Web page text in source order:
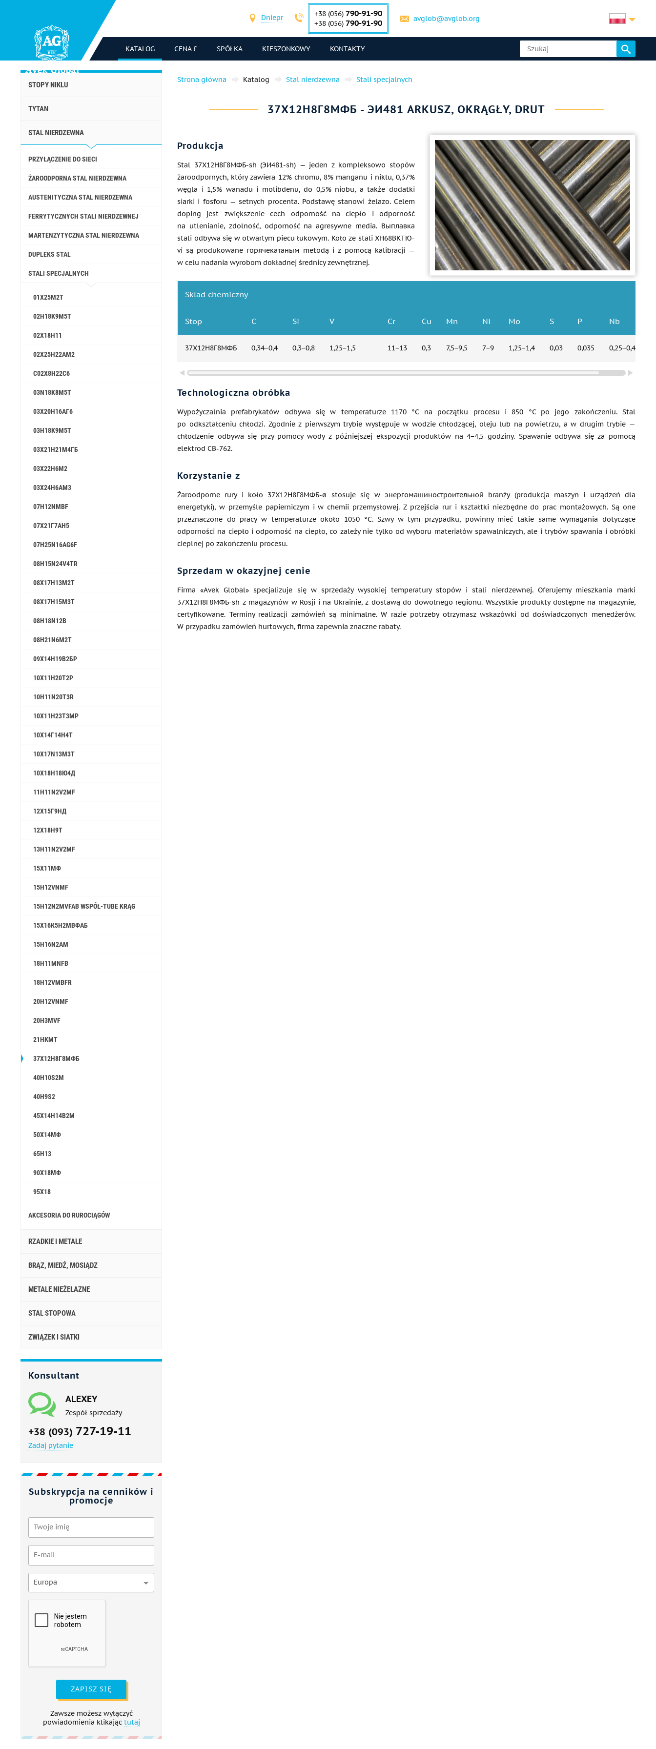
Dniepr +38 (056) 790-91-90
+38 (056) 790-91-90 avglob@avglob.org
KATALOG CENA £ SPÓŁKA KIESZONKOWY KONTAKTY
STOPY NIKLU
TYTAN
STAL NIERDZEWNA
PRZYŁĄCZENIE DO SIECI
ŻAROODPORNA STAL NIERDZEWNA
AUSTENITYCZNA STAL NIERDZEWNA
FERRYTYCZNYCH STALI NIERDZEWNEJ
MARTENZYTYCZNA STAL NIERDZEWNA
DUPLEKS STAL
STALI SPECJALNYCH
01Х25М2Т
02Н18К9М5Т
02Х18Н11
02Х25Н22АМ2
С02Х8Н22С6
03N18K8M5T
03Х20Н16АГ6
03Н18К9М5Т
03Х21Н21М4ГБ
03Х22Н6М2
03Х24Н6АМ3
07H12NMBF
07Х21Г7АН5
07H25N16AG6F
08H15N24V4TR
08Х17Н13М2Т
08Х17Н15М3Т
08H18N12B
08H21N6M2T
09Х14Н19В2БР
10Х11Н20Т2Р
10H11N20T3R
10Х11Н23Т3МР
10Х14Г14Н4Т
10X17N13M3T
10Х18Н18Ю4Д
11H11N2V2MF
12Х15Г9НД
12X18H9T
13H11N2V2MF
15Х11МФ
15H12VNMF
15H12N2MVFAB WSPÓŁ-TUBE KRĄG
15Х16К5Н2МВФАБ
15H16N2AM
18H11MNFB
18H12VMBFR
20H12VNMF
20H3MVF
21НКМТ
37Х12Н8Г8МФБ
40H10S2M
40H9S2
45Х14Н14В2М
50Х14МФ
65H13
90Х18МФ
95Х18
AKCESORIA DO RUROCIĄGÓW
RZADKIE I METALE
BRĄZ, MIEDŹ, MOSIĄDZ
METALE NIEŻELAZNE
STAL STOPOWA
ZWIĄZEK I SIATKI
Konsultant
ALEXEY
Zespół sprzedaży
+38 (093) 727-19-11
Zadaj pytanie
Subskrypcja na cenników i
promocje
Europa
ZAPISZ SIĘ
Zawsze możesz wyłączyć
powiadomienia klikając tutaj
Strona główna Katalog Stal nierdzewna Stali specjalnych
37Х12Н8Г8МФБ - ЭИ481 ARKUSZ, OKRĄGŁY, DRUT
Produkcja
Stal 37Х12Н8Г8МФБ-sh (ЭИ481-sh) — jeden z kompleksowo stopów
żaroodpornych, który zawiera 12% chromu, 8% manganu i niklu, 0,37%
węgla i 1,5% wanadu i molibdenu, do 0,5% niobu, a także dodatki
siarki i fosforu — setnych procenta. Podstawę stanowi żelazo. Celem
doping jest zwiększenie cech odporność na ciepło i odporność
na utlenianie, zdolność, odporność na agresywne media. Выплавка
stali odbywa się w otwartym piecu łukowym. Koło ze stali ХН68ВКТЮ-
vi są produkowane горячекатаным metodą i z pomocą kalibracji —
w celu nadania wyrobom dokładnej średnicy zewnętrznej.
Skład chemiczny
Stop C Si V Cr Cu Mn Ni Mo S P Nb
37Х12Н8Г8МФБ 0,34−0,4 0,3−0,8 1,25−1,5 11−13 0,3 7,5−9,5 7−9 1,25−1,4 0,03 0,035 0,25−0,45
Technologiczna obróbka
Wypożyczalnia prefabrykatów odbywa się w temperaturze 1170 °C na początku procesu i 850 °C po jego zakończeniu. Stal
po odkształceniu chłodzi. Zgodnie z pierwszym trybie występuje w wodzie chłodzącej, oleju lub na powietrzu, a w drugim trybie —
chłodzenie odbywa się przy pomocy wody z późniejszej ekspozycji produktów na 4−4,5 godziny. Spawanie odbywa się za pomocą
elektrod CB-762.
Korzystanie z
Żaroodporne rury i koło 37Х12Н8Г8МФБ-ø stosuje się w энергомашиностроительной branży (produkcja maszyn i urządzeń dla
energetyki), w przemyśle papierniczym i w chemii przemysłowej. Z przejścia rur i kształtki niezbędne do prac montażowych. Są one
przeznaczone do pracy w temperaturze około 1050 °C. Szwy w tym przypadku, powinny mieć takie same wymagania dotyczące
odporności na ciepło i odporność na ciepło, co zależy nie tylko od wyboru materiałów spawalniczych, ale i trybów spawania i obróbki
cieplnej po zakończeniu procesu.
Sprzedam w okazyjnej cenie
Firma «Avek Global» specjalizuje się w sprzedaży wysokiej temperatury stopów i stali nierdzewnej. Oferujemy mieszkania marki
37Х12Н8Г8МФБ-sh z magazynów w Rosji i na Ukrainie, z dostawą do dowolnego regionu. Wszystkie produkty dostępne na magazynie,
certyfikowane. Terminy realizacji zamówień są minimalne. W razie potrzeby otrzymasz wskazówki od doświadczonych menedżerów.
W przypadku zamówień hurtowych, firma zapewnia znaczne rabaty.